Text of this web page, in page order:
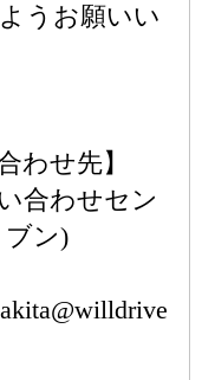
うお願いい
わせ先】
合わせセン
ブン)